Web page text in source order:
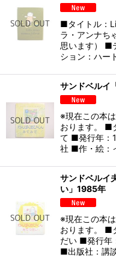
■タイトル：
ラ・アンナち
思います） ■
ション：ハー
サンドベルイ
※現在この本
おります。 ■
て ■発行年：
社 ■作・絵：
サンドベルイ
い」1985年
※現在この本
おります。 ■
だい ■発行年
■出版社：講